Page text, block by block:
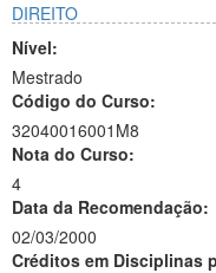
DIREITO
Nível:
Mestrado
Código do Curso:
32040016001M8
Nota do Curso:
4
Data da Recomendação:
02/03/2000
Créditos em Disciplinas